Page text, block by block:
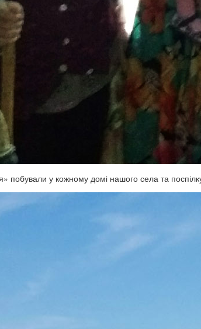
побували у кожному домі нашого села та